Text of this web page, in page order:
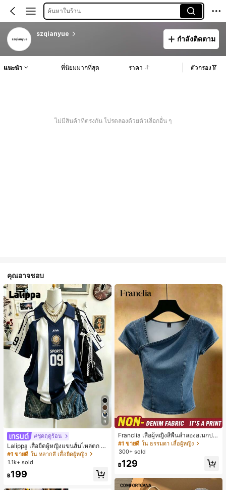
ค้นหาในร้าน
szqianyue
กำลังติดตาม
แนะนำ ที่นิยมมากที่สุด ราคา ตัวกรอง
ไม่มีสินค้าที่ตรงกัน โปรดลองด้วยตัวเลือกอื่น ๆ
คุณอาจชอบ
9
#ชุดฤดูร้อน
Lalippa เสื้อยืดผู้หญิงแขนสั้นไหล่ตก ค
อวีปกเสื้อ ลายพิมพ์ดิจิทัลลายทาง สไตล์
สปอร์ตแฟชั่นมินิมอล ของขวัญสำหรับเ
พื่อน
#1 ขายดี ใน หลากสี เสื้อยืดผู้หญิง
1.1k+ sold
฿199
Franclia เสื้อผู้หญิงสีพื้นลำลองอเนกปร
ะสงค์สำหรับใส่ประจำวัน
#1 ขายดี ใน ธรรมดา เสื้อผู้หญิง
300+ sold
฿129